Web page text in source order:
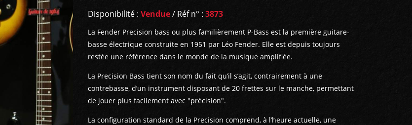
Disponibilité : Vendue/ Réf n° : 3873
La Fender Precision bass ou plus familièrement P-Bass est la première guitare-
basse électrique construite en 1951 par Léo Fender. Elle est depuis toujours
restée une référence dans le monde de la musique amplifiée.
La Precision Bass tient son nom du fait qu’il s’agit, contrairement à une
contrebasse, d’un instrument disposant de 20 frettes sur le manche, permettant
de jouer plus facilement avec "précision".
La configuration standard de la Precision comprend, à l’heure actuelle, une